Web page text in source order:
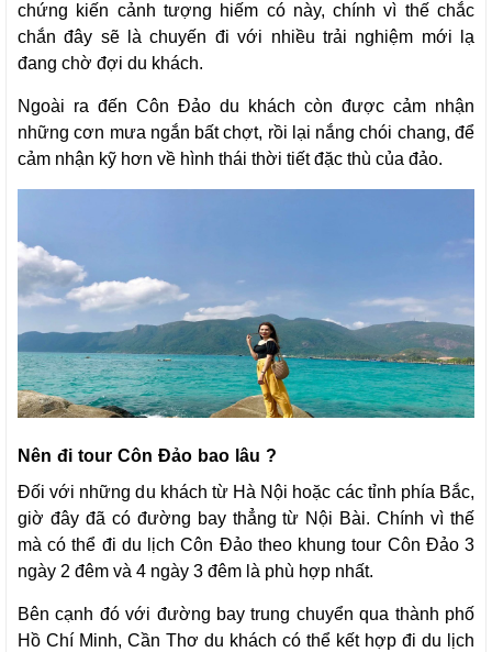
chứng kiến cảnh tượng hiếm có này, chính vì thế chắc
chắn đây sẽ là chuyến đi với nhiều trải nghiệm mới lạ
đang chờ đợi du khách.
Ngoài ra đến Côn Đảo du khách còn được cảm nhận
những cơn mưa ngắn bất chợt, rồi lại nắng chói chang, để
cảm nhận kỹ hơn về hình thái thời tiết đặc thù của đảo.
Nên đi tour Côn Đảo bao lâu ?
Đối với những du khách từ Hà Nội hoặc các tỉnh phía Bắc,
giờ đây đã có đường bay thẳng từ Nội Bài. Chính vì thế
mà có thể đi du lịch Côn Đảo theo khung tour Côn Đảo 3
ngày 2 đêm và 4 ngày 3 đêm là phù hợp nhất.
Bên cạnh đó với đường bay trung chuyển qua thành phố
Hồ Chí Minh, Cần Thơ du khách có thể kết hợp đi du lịch